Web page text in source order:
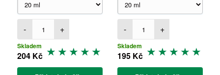
- +
Skladem
204 Kč
- +
Skladem
195 Kč